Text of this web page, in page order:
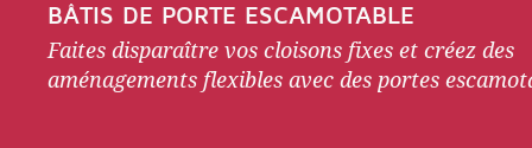
BÂTIS DE PORTE ESCAMOTABLE
Faites disparaître vos cloisons fixes et créez des
aménagements flexibles avec des portes